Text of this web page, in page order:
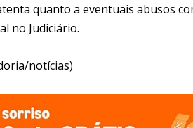
quanto a eventuais abusos
no Judiciário.
notícias)